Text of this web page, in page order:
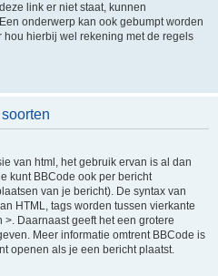
link er niet staat, kunnen
onderwerp kan ook gebumpt worden
hierbij wel rekening met de regels
van html, het gebruik ervan is al dan
kunt BBCode ook per bericht
van je bericht). De syntax van
HTML, tags worden tussen vierkante
>. Daarnaast geeft het een grotere
Meer informatie omtrent BBCode is
openen als je een bericht plaatst.